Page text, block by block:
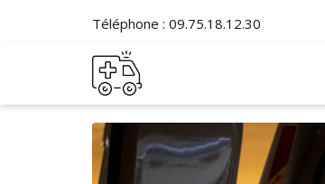
Téléphone : 09.75.18.12.30